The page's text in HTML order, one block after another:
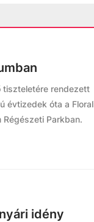
tiszteletére rendezett
évtizedek óta a
Parkban.
idény